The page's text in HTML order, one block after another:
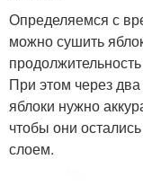
Определяемся с
можно сушить
При этом через
яблоки нужно
чтобы они
слоем.